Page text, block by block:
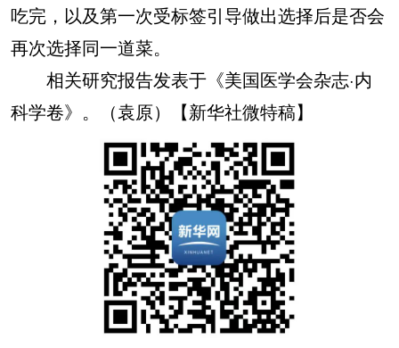
吃完，以及第一次受标签引导做出选择后是否会
再次选择同一道菜。
相关研究报告发表于《美国医学会杂志·内
科学卷》。（袁原）【新华社微特稿】